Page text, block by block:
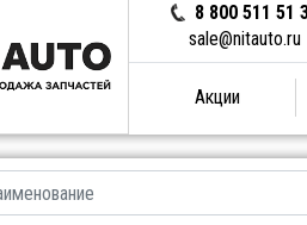
8 800 511 51
sale@nitauto.ru
Акции